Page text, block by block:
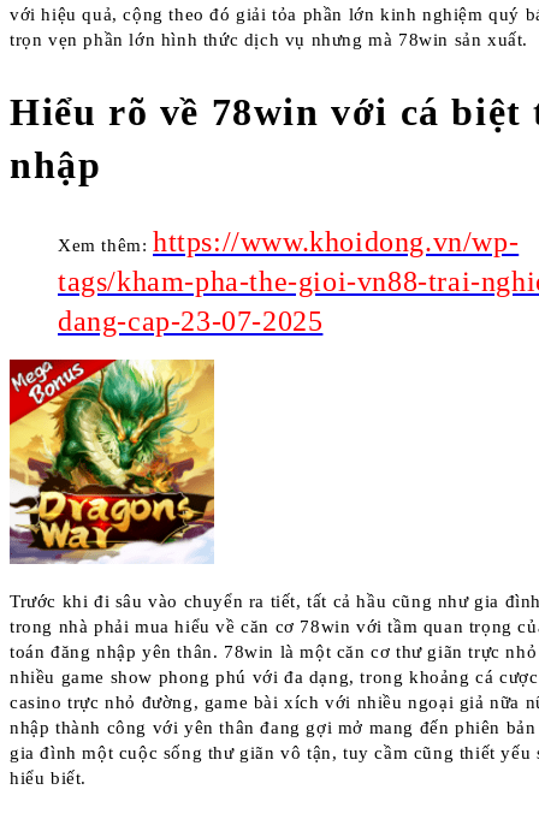
với hiệu quả, cộng theo đó giải tỏa phần lớn kinh nghiệm quý
trọn vẹn phần lớn hình thức dịch vụ nhưng mà 78win sản xuất.
Hiểu rõ về 78win với cá biệt
nhập
Xem thêm: https://www.khoidong.vn/wp-
tags/kham-pha-the-gioi-vn88-trai-
dang-cap-23-07-2025
Trước khi đi sâu vào chuyển ra tiết, tất cả hầu cũng như gia
trong nhà phải mua hiểu về căn cơ 78win với tầm quan trọng
toán đăng nhập yên thân. 78win là một căn cơ thư giãn trực
nhiều game show phong phú với đa dạng, trong khoảng cá
casino trực nhỏ đường, game bài xích với nhiều ngoại giả nữa
nhập thành công với yên thân đang gợi mở mang đến phiên
gia đình một cuộc sống thư giãn vô tận, tuy cầm cũng thiết yếu
hiểu biết.